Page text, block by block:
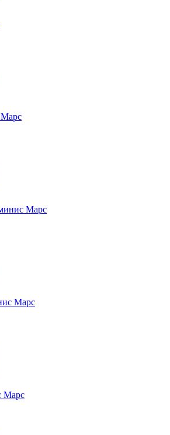
Марс
Марс
Марс